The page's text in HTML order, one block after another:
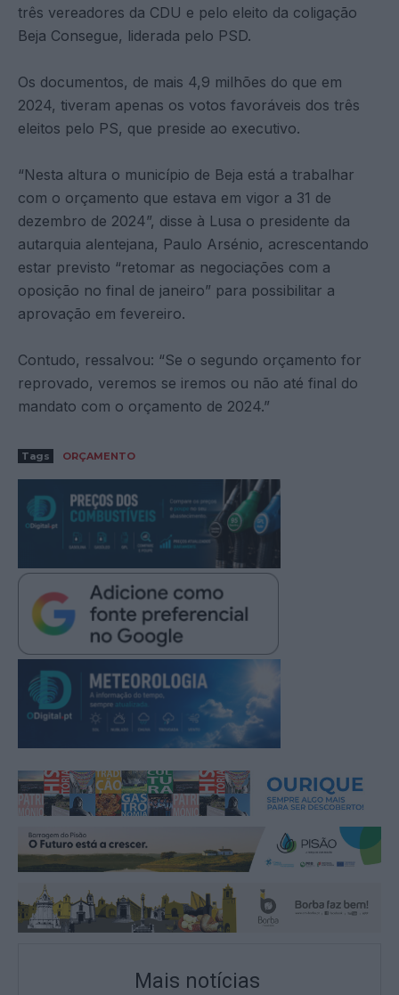
três vereadores da CDU e pelo eleito da coligação
Beja Consegue, liderada pelo PSD.
Os documentos, de mais 4,9 milhões do que em
2024, tiveram apenas os votos favoráveis dos três
eleitos pelo PS, que preside ao executivo.
“Nesta altura o município de Beja está a trabalhar
com o orçamento que estava em vigor a 31 de
dezembro de 2024”, disse à Lusa o presidente da
autarquia alentejana, Paulo Arsénio, acrescentando
estar previsto “retomar as negociações com a
oposição no final de janeiro” para possibilitar a
aprovação em fevereiro.
Contudo, ressalvou: “Se o segundo orçamento for
reprovado, veremos se iremos ou não até final do
mandato com o orçamento de 2024.”
Tags ORÇAMENTO
Mais notícias